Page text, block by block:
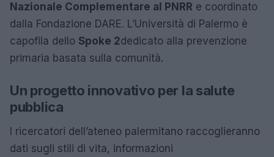
Nazionale Complementare al PNRR e coordinato
dalla Fondazione DARE. L’Università di Palermo è
capofila dello Spoke 2dedicato alla prevenzione
primaria basata sulla comunità.
Un progetto innovativo per la salute
pubblica
I ricercatori dell’ateneo palermitano raccoglieranno
dati sugli stili di vita, informazioni